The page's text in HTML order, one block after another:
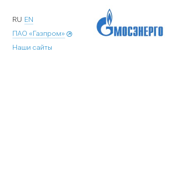
RU EN
ПАО «Газпром»
Наши сайты